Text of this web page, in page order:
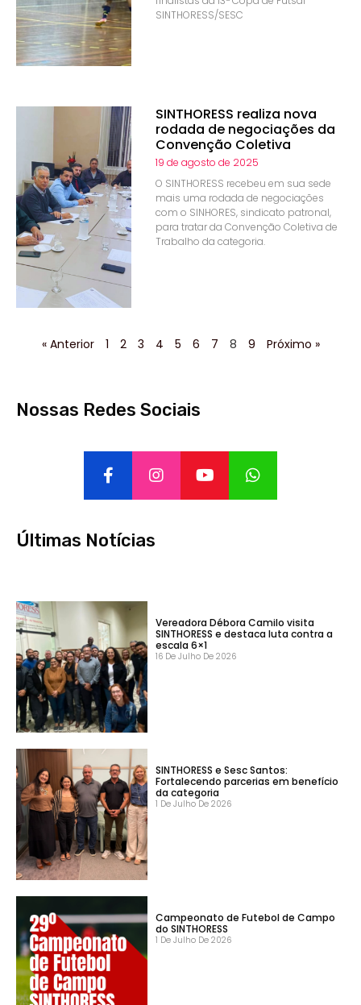
SINTHORESS/SESC
SINTHORESS realiza nova
rodada de negociações da
Convenção Coletiva
19 de agosto de 2025
O SINTHORESS recebeu em sua sede
mais uma rodada de negociações
com o SINHORES, sindicato patronal,
para tratar da Convenção Coletiva de
Trabalho da categoria.
« Anterior 1 2 3 4 5 6 7 8 9 Próximo »
Nossas Redes Sociais
Últimas Notícias
Vereadora Débora Camilo visita
SINTHORESS e destaca luta contra a
escala 6×1
16 De Julho De 2026
SINTHORESS e Sesc Santos:
Fortalecendo parcerias em benefício
da categoria
1 De Julho De 2026
Campeonato de Futebol de Campo
do SINTHORESS
1 De Julho De 2026